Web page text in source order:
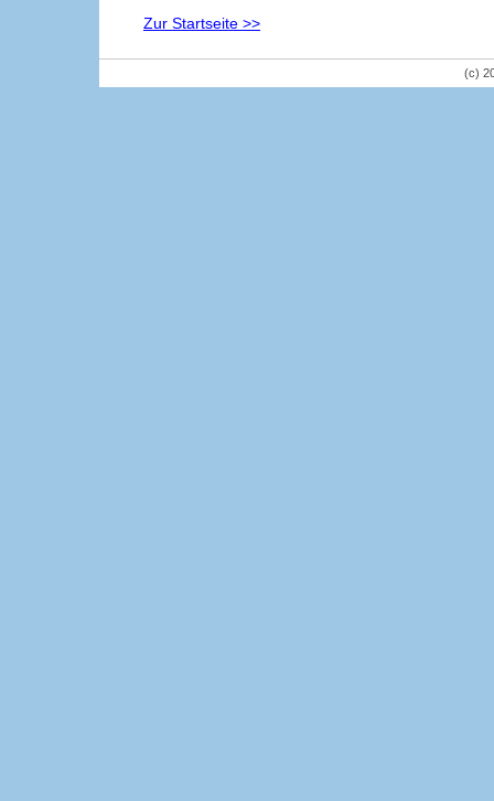
Zur Startseite >>
(c)